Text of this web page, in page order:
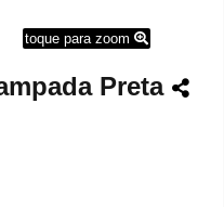
toque para zoom
Preta